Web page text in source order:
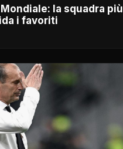
Mondiale: la squadra più
i favoriti